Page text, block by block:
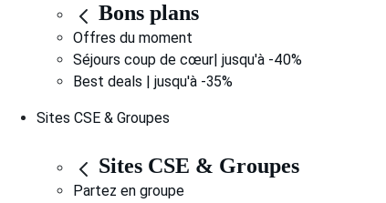
Bons plans
Offres du moment
Séjours coup de cœur| jusqu'à -40%
Best deals | jusqu'à -35%
Sites CSE & Groupes
Sites CSE & Groupes
Partez en groupe